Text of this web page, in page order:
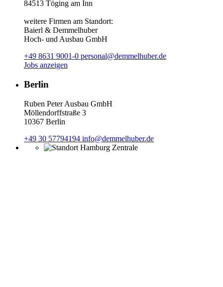
84513 Töging am Inn
weitere Firmen am Standort:
Baierl & Demmelhuber
Hoch- und Ausbau GmbH
+49 8631 9001-0 personal@demmelhuber.de
Jobs anzeigen
Berlin
Ruben Peter Ausbau GmbH
Möllendorffstraße 3
10367 Berlin
+49 30 57794194 info@demmelhuber.de